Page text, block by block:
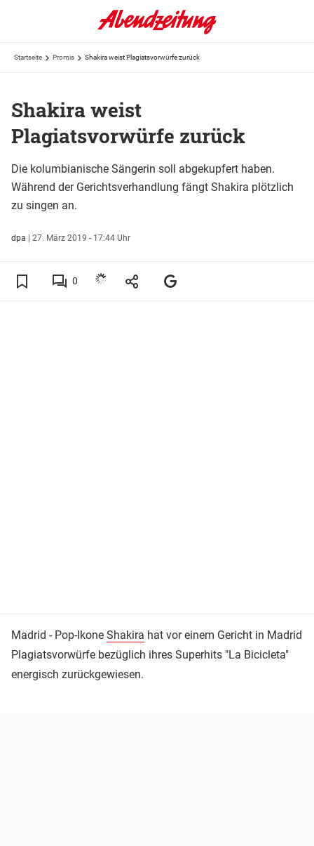
Startseite Promis Shakira weist Plagiatsvorwürfe zurück
Shakira weist
Plagiatsvorwürfe zurück
Die kolumbianische Sängerin soll abgekupfert haben.
Während der Gerichtsverhandlung fängt Shakira plötzlich
zu singen an.
dpa | 27. März 2019 - 17:44 Uhr
0
Madrid - Pop-Ikone Shakira hat vor einem Gericht in Madrid
Plagiatsvorwürfe bezüglich ihres Superhits "La Bicicleta"
energisch zurückgewiesen.